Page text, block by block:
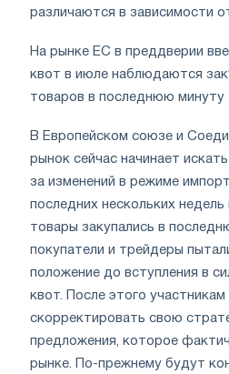
различаются в зависимости
На рынке ЕС в преддверии
квот в июле наблюдаются
товаров в последнюю минуту
В Европейском союзе и
рынок сейчас начинает
за изменений в режиме
последних нескольких
товары закупались в
покупатели и трейдеры
положение до вступления в
квот. После этого
скорректировать свою
предложения, которое
рынке. По-прежнему будут